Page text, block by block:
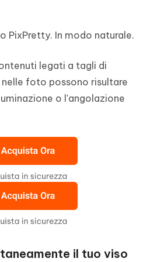
PixPretty. In modo naturale.
legati a tagli di
foto possono risultare
o l'angolazione
il tuo viso